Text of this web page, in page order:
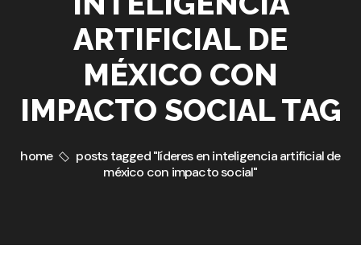
ARTIFICIAL DE
MÉXICO CON
IMPACTO SOCIAL TAG
home
posts tagged "líderes en inteligencia artificial de
méxico con impacto social"